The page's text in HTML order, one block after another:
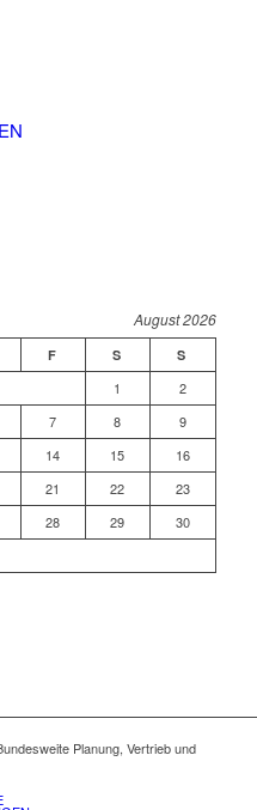
August 2026
F S S
1
2
7 8
9
14 15
16
21 22
23
28 29
30
Planung, Vertrieb und